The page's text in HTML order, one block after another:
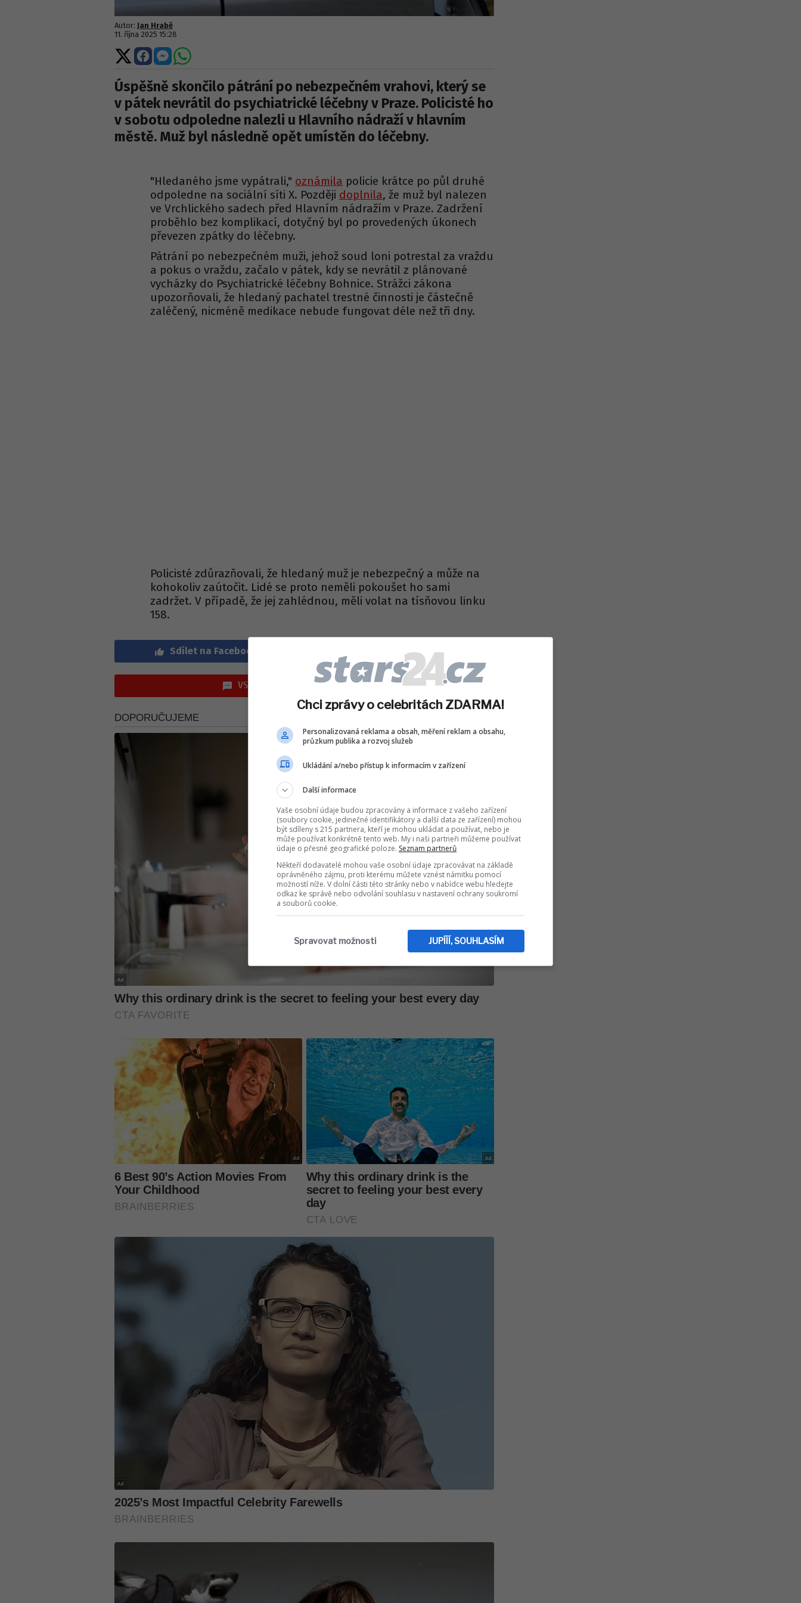
Autor: Jan Hrabě
11. října 2025 15:28
Sdílet
na
Sdílet
na
Sdílet
na
Sdílet
Úspěšně skončilo pátrání po nebezpečném vrahovi, který se
v pátek nevrátil do psychiatrické léčebny v Praze. Policisté ho
v sobotu odpoledne nalezli u Hlavního nádraží v hlavním
městě. Muž byl následně opět umístěn do léčebny.
"Hledaného jsme vypátrali," oznámila policie krátce po půl druhé
odpoledne na sociální síti X. Později doplnila, že muž byl nalezen
ve Vrchlického sadech před Hlavním nádražím v Praze. Zadržení
proběhlo bez komplikací, dotyčný byl po provedených úkonech
převezen zpátky do léčebny.
Pátrání po nebezpečném muži, jehož soud loni potrestal za vraždu
a pokus o vraždu, začalo v pátek, kdy se nevrátil z plánované
vycházky do Psychiatrické léčebny Bohnice. Strážci zákona
upozorňovali, že hledaný pachatel trestné činnosti je částečně
zaléčený, nicméně medikace nebude fungovat déle než tři dny.
Policisté zdůrazňovali, že hledaný muž je nebezpečný a může na
kohokoliv zaútočit. Lidé se proto neměli pokoušet ho sami
zadržet. V případě, že jej zahlédnou, měli volat na tísňovou linku
158.
Sdílet na Facebook Sdílet na WhatsApp
VSTOUPIT DO DISKUZE (0 PŘÍSPĚVKŮ)
Chci zprávy o celebritách ZDARMA!
Personalizovaná reklama a obsah, měření reklam a obsahu,
průzkum publika a rozvoj služeb
Ukládání a/nebo přístup k informacím v zařízení
Další informace
Vaše osobní údaje budou zpracovány a informace z vašeho zařízení
(soubory cookie, jedinečné identifikátory a další data ze zařízení) mohou
být sdíleny s 215 partnera, kteří je mohou ukládat a používat, nebo je
může používat konkrétně tento web. My i naši partneři můžeme používat
údaje o přesné geografické poloze. Seznam partnerů
Někteří dodavatelé mohou vaše osobní údaje zpracovávat na základě
oprávněného zájmu, proti kterému můžete vznést námitku pomocí
možností níže. V dolní části této stránky nebo v nabídce webu hledejte
odkaz ke správě nebo odvolání souhlasu v nastavení ochrany soukromí
a souborů cookie.
JUPÍÍÍ, SOUHLASÍM
Spravovat možnosti